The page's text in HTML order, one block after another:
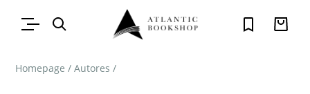
Homepage / Autores /